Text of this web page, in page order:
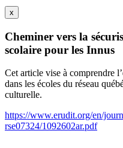
x
Cheminer vers la
scolaire pour les Innus
Cet article vise à comprendre
dans les écoles du réseau
culturelle.
https://www.erudit.org/en/
rse07324/1092602ar.pdf